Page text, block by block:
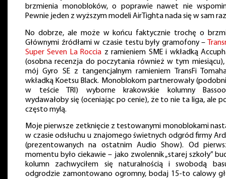
brzmienia monobloków, o poprawie nawet nie
Pewnie jeden z wyższym modeli AirTighta nada się w sam
No dobrze, ale może w końcu faktycznie trochę o
Głównymi źródłami w czasie testu były gramofony –
Super Seven La Roccia z ramieniem SME i wkładką
(osobna recenzja do poczytania również w tym
mój Gyro SE z tangencjalnym ramieniem TransFi
wkładką Koetsu Black. Monoblokom partnerowały
w teście TRI) wyborne krakowskie kolumny
wydawałoby się (oceniając po cenie), że to nie ta liga, ale
często mylą.
Moje pierwsze zetknięcie z testowanymi monoblokami
w czasie odsłuchu u znajomego świetnych odgród firmy
(prezentowanych na ostatnim Audio Show). Od
momentu było ciekawie – jako zwolennik „starej szkoły”
kolumn zachwyciłem się naturalnością i swobodą
odgrodzie zamontowano ogromny, bodaj 15-to calowy